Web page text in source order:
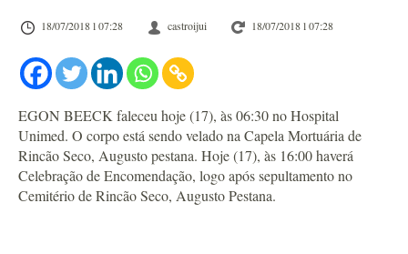
18/07/2018 l 07:28 castroijui 18/07/2018 l 07:28
EGON BEECK faleceu hoje (17), às 06:30 no Hospital
Unimed. O corpo está sendo velado na Capela Mortuária de
Rincão Seco, Augusto pestana. Hoje (17), às 16:00 haverá
Celebração de Encomendação, logo após sepultamento no
Cemitério de Rincão Seco, Augusto Pestana.